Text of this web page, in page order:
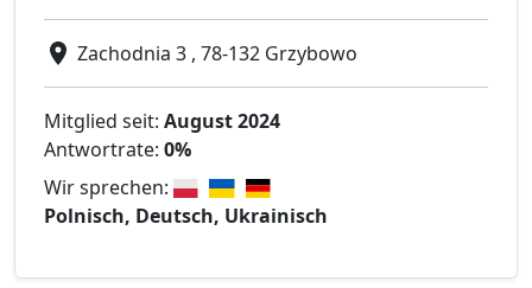
Zachodnia 3 , 78-132 Grzybowo
Mitglied seit: August 2024
Antwortrate: 0%
Wir sprechen:
Polnisch, Deutsch, Ukrainisch